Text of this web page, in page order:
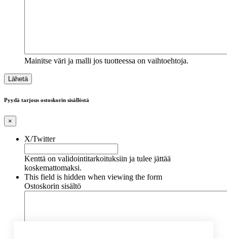
Mainitse väri ja malli jos tuotteessa on vaihtoehtoja.
Pyydä tarjous ostoskorin sisällöstä
×
X/Twitter
Kenttä on validointitarkoituksiin ja tulee jättää
koskemattomaksi.
This field is hidden when viewing the form
Ostoskorin sisältö